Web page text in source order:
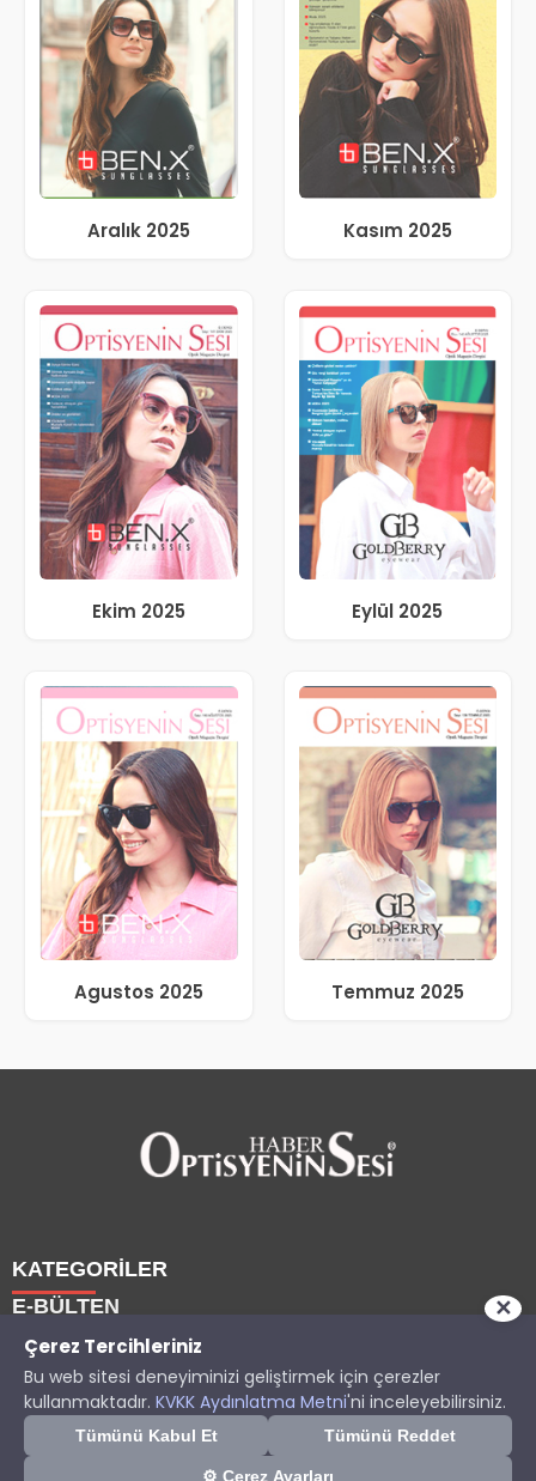
Aralık 2025 Kasım 2025
Ekim 2025 Eylül 2025
Agustos 2025 Temmuz 2025
KATEGORİLER
Yazarlarımız
Etkinlik
Optisyen
Eğitim
E-BÜLTEN
optisyeninsesi.come-bültenine abone olarak, tarafınıza
haber, duyuru ve kampanya içerikli e-postaların
Copyright © 2025 OptisyeninSesi Tüm Hakları Saklıdır.
Çerez Tercihleriniz
Bu web sitesi deneyiminizi geliştirmek için çerezler
kullanmaktadır. KVKK Aydınlatma Metni'ni inceleyebilirsiniz.
Tümünü Kabul Et Tümünü Reddet
⚙ Çerez Ayarları
✕
Son dakika gelişmelerinden ilk sen haberdar ol.
İzin Ver Sonra